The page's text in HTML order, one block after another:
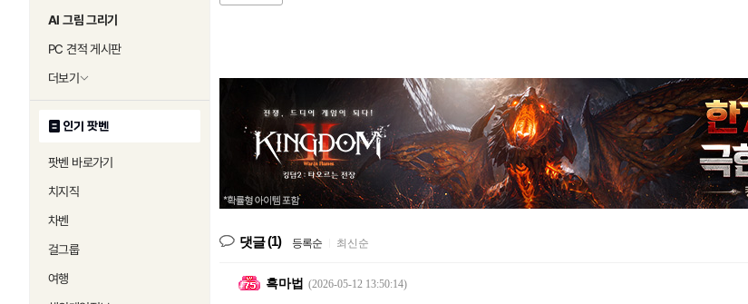
AI 그림 그리기
PC 견적 게시판
더보기
인기 팟벤
팟벤 바로가기
치지직
차벤
걸그룹
여행
댓글(1) 등록순 최신순
흑마법 (2026-05-12 13:50:14)